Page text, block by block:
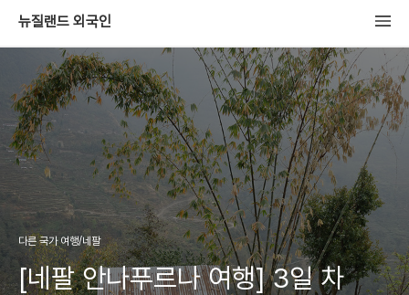
뉴질랜드 외국인
다른 국가 여행/네팔
[네팔 안나푸르나 여행] 3일 차